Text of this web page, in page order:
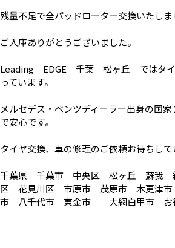
残量不足で全パッドローター交換いたしま
ご入庫ありがとうございました。
Leading EDGE 千葉 松ヶ丘 ではタイ
っています。
メルセデス・ベンツディーラー出身の国
で安心です。
タイヤ交換、車の修理のご依頼お待ちして
千葉県 千葉市 中央区 松ヶ丘 蘇我
区 花見川区 市原市 茂原市 木更津
市 八千代市 東金市 大網白里市 お待